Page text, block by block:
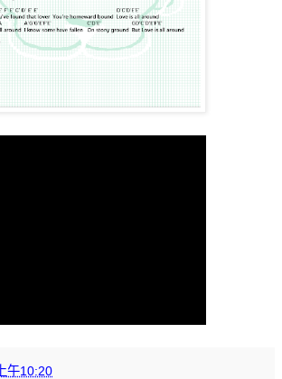
上午10:20